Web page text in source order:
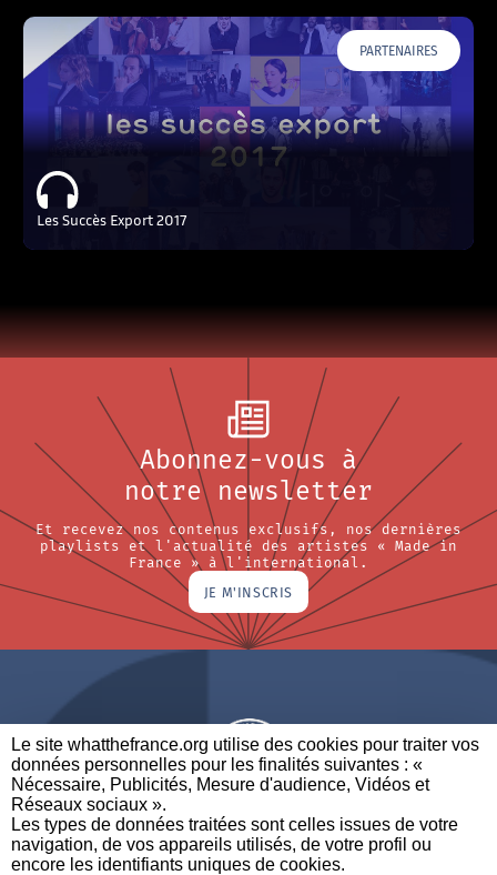
Le site whatthefrance.org utilise des cookies pour traiter vos
données personnelles pour les finalités suivantes : «
Nécessaire, Publicités, Mesure d'audience, Vidéos et
Réseaux sociaux ». ​
Les types de données traitées sont celles issues de votre
navigation, de vos appareils utilisés, de votre profil ou
encore les identifiants uniques de cookies. ​
PARTENAIRES
Les Succès Export 2017
Abonnez-vous à
notre newsletter
Et recevez nos contenus exclusifs, nos dernières
playlists et l'actualité des artistes « Made in
France » à l'international.
JE M'INSCRIS
A BRAND OF
PARTENAIRES CONTACTEZ-NOUS MENTIONS LÉGALES